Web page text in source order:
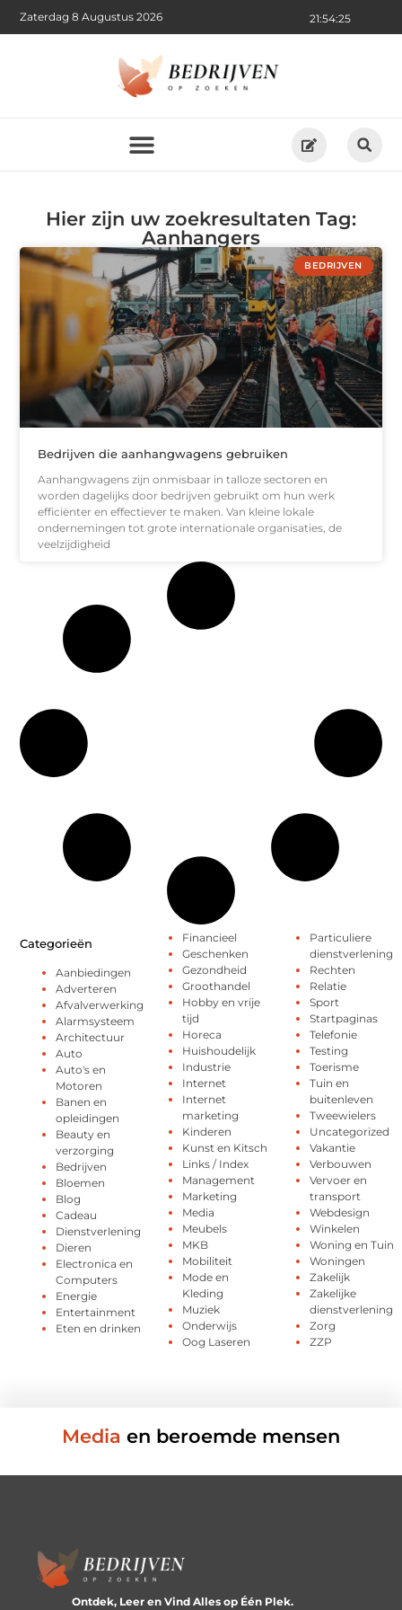
21:54:25
Zaterdag 8 Augustus 2026
Hier zijn uw zoekresultaten Tag:
Aanhangers
BEDRIJVEN
Bedrijven die aanhangwagens gebruiken
Aanhangwagens zijn onmisbaar in talloze sectoren en
worden dagelijks door bedrijven gebruikt om hun werk
efficiënter en effectiever te maken. Van kleine lokale
ondernemingen tot grote internationale organisaties, de
veelzijdigheid
Categorieën
Aanbiedingen
Adverteren
Afvalverwerking
Alarmsysteem
Architectuur
Auto
Auto's en
Motoren
Banen en
opleidingen
Beauty en
verzorging
Bedrijven
Bloemen
Blog
Cadeau
Dienstverlening
Dieren
Electronica en
Computers
Energie
Entertainment
Eten en drinken
Financieel
Geschenken
Gezondheid
Groothandel
Hobby en vrije
tijd
Horeca
Huishoudelijk
Industrie
Internet
Internet
marketing
Kinderen
Kunst en Kitsch
Links / Index
Management
Marketing
Media
Meubels
MKB
Mobiliteit
Mode en
Kleding
Muziek
Onderwijs
Oog Laseren
Particuliere
dienstverlening
Rechten
Relatie
Sport
Startpaginas
Telefonie
Testing
Toerisme
Tuin en
buitenleven
Tweewielers
Uncategorized
Vakantie
Verbouwen
Vervoer en
transport
Webdesign
Winkelen
Woning en Tuin
Woningen
Zakelijk
Zakelijke
dienstverlening
Zorg
ZZP
Media en beroemde mensen
Ontdek, Leer en Vind Alles op Één Plek.